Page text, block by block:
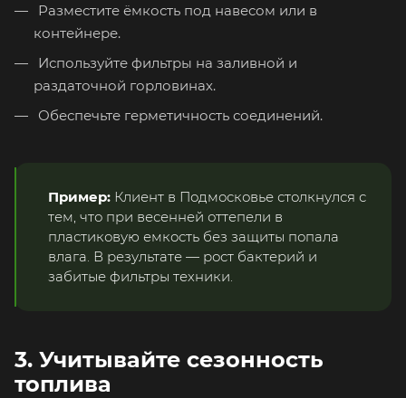
Разместите ёмкость под навесом или в
контейнере.
Используйте фильтры на заливной и
раздаточной горловинах.
Обеспечьте герметичность соединений.
Пример: Клиент в Подмосковье столкнулся с
тем, что при весенней оттепели в
пластиковую емкость без защиты попала
влага. В результате — рост бактерий и
забитые фильтры техники.
3. Учитывайте сезонность
топлива